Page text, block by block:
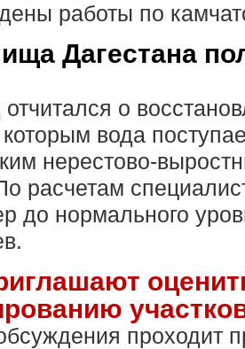
работы по
Дагестана
о
вода
нерестово-
расчетам
до нормального
проходит